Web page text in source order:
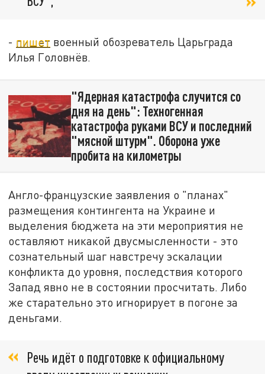
- пишет военный обозреватель Царьграда
Илья Головнёв.
"Ядерная катастрофа случится со
дня на день": Техногенная
катастрофа руками ВСУ и последний
"мясной штурм". Оборона уже
пробита на километры
Англо-французские заявления о "планах"
размещения контингента на Украине и
выделения бюджета на эти мероприятия не
оставляют никакой двусмысленности - это
сознательный шаг навстречу эскалации
конфликта до уровня, последствия которого
Запад явно не в состоянии просчитать. Либо
же старательно это игнорирует в погоне за
деньгами.
Речь идёт о подготовке к официальному